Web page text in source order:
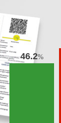
46.2%